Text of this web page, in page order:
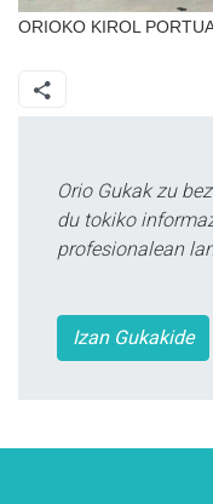
ORIOKO KIROL
Orio Gukak zu
du tokiko
profesionalean
Izan Gukakide